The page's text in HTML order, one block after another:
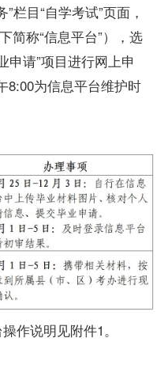
栏目“自学考试”页面，
简称“信息平台”），选
申请”项目进行网上申
8:00为信息平台维护时
作说明见附件1。